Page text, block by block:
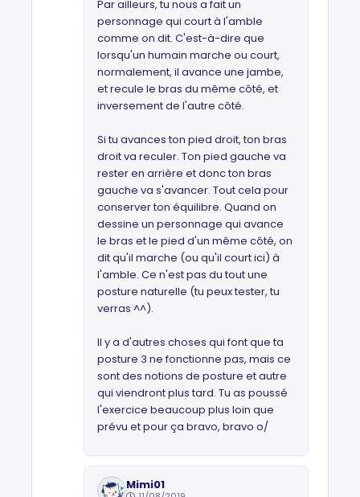
Par ailleurs, tu nous a fait un
personnage qui court à l'amble
comme on dit. C'est-à-dire que
lorsqu'un humain marche ou court,
normalement, il avance une jambe,
et recule le bras du même côté, et
inversement de l'autre côté.
Si tu avances ton pied droit, ton bras
droit va reculer. Ton pied gauche va
rester en arrière et donc ton bras
gauche va s'avancer. Tout cela pour
conserver ton équilibre. Quand on
dessine un personnage qui avance
le bras et le pied d'un même côté, on
dit qu'il marche (ou qu'il court ici) à
l'amble. Ce n'est pas du tout une
posture naturelle (tu peux tester, tu
verras ^^).
Il y a d'autres choses qui font que ta
posture 3 ne fonctionne pas, mais ce
sont des notions de posture et autre
qui viendront plus tard. Tu as poussé
l'exercice beaucoup plus loin que
prévu et pour ça bravo, bravo o/
Mimi01